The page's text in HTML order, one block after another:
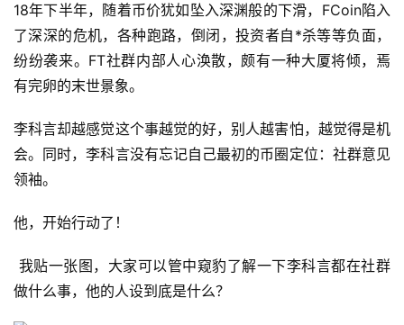
18年下半年，随着币价犹如坠入深渊般的下滑，FCoin陷入
了深深的危机，各种跑路，倒闭，投资者自*杀等等负面，
纷纷袭来。FT社群内部人心涣散，颇有一种大厦将倾，焉
有完卵的末世景象。
李科言却越感觉这个事越觉的好，别人越害怕，越觉得是机
会。同时，李科言没有忘记自己最初的币圈定位：社群意见
领袖。
他，开始行动了！
我贴一张图，大家可以管中窥豹了解一下李科言都在社群
做什么事，他的人设到底是什么？